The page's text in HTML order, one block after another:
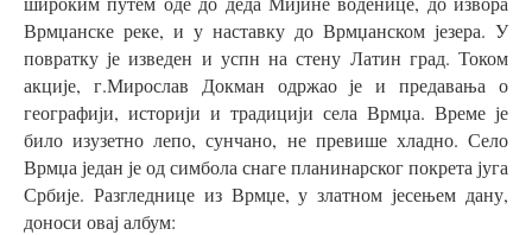
Врмџанске реке, и у наставку до Врмџанском језера. У
повратку је изведен и успн на стену Латин град. Током
акције, г.Мирослав Докман одржао је и предавања о
географији, историји и традицији села Врмџа. Време је
било изузетно лепо, сунчано, не превише хладно. Село
Врмџа један је од симбола снаге планинарског покрета југа
Србије. Разгледнице из Врмџе, у златном јесењем дану,
доноси овај албум: